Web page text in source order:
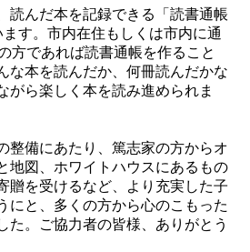
読んだ本を記録できる「読書通帳
す。市内在住もしくは市内に通
方であれば読書通帳を作ること
な本を読んだか、何冊読んだかな
がら楽しく本を読み進められま
整備にあたり、篤志家の方からオ
地図、ホワイトハウスにあるもの
贈を受けるなど、より充実した子
にと、多くの方から心のこもった
た。ご協力者の皆様、ありがとう